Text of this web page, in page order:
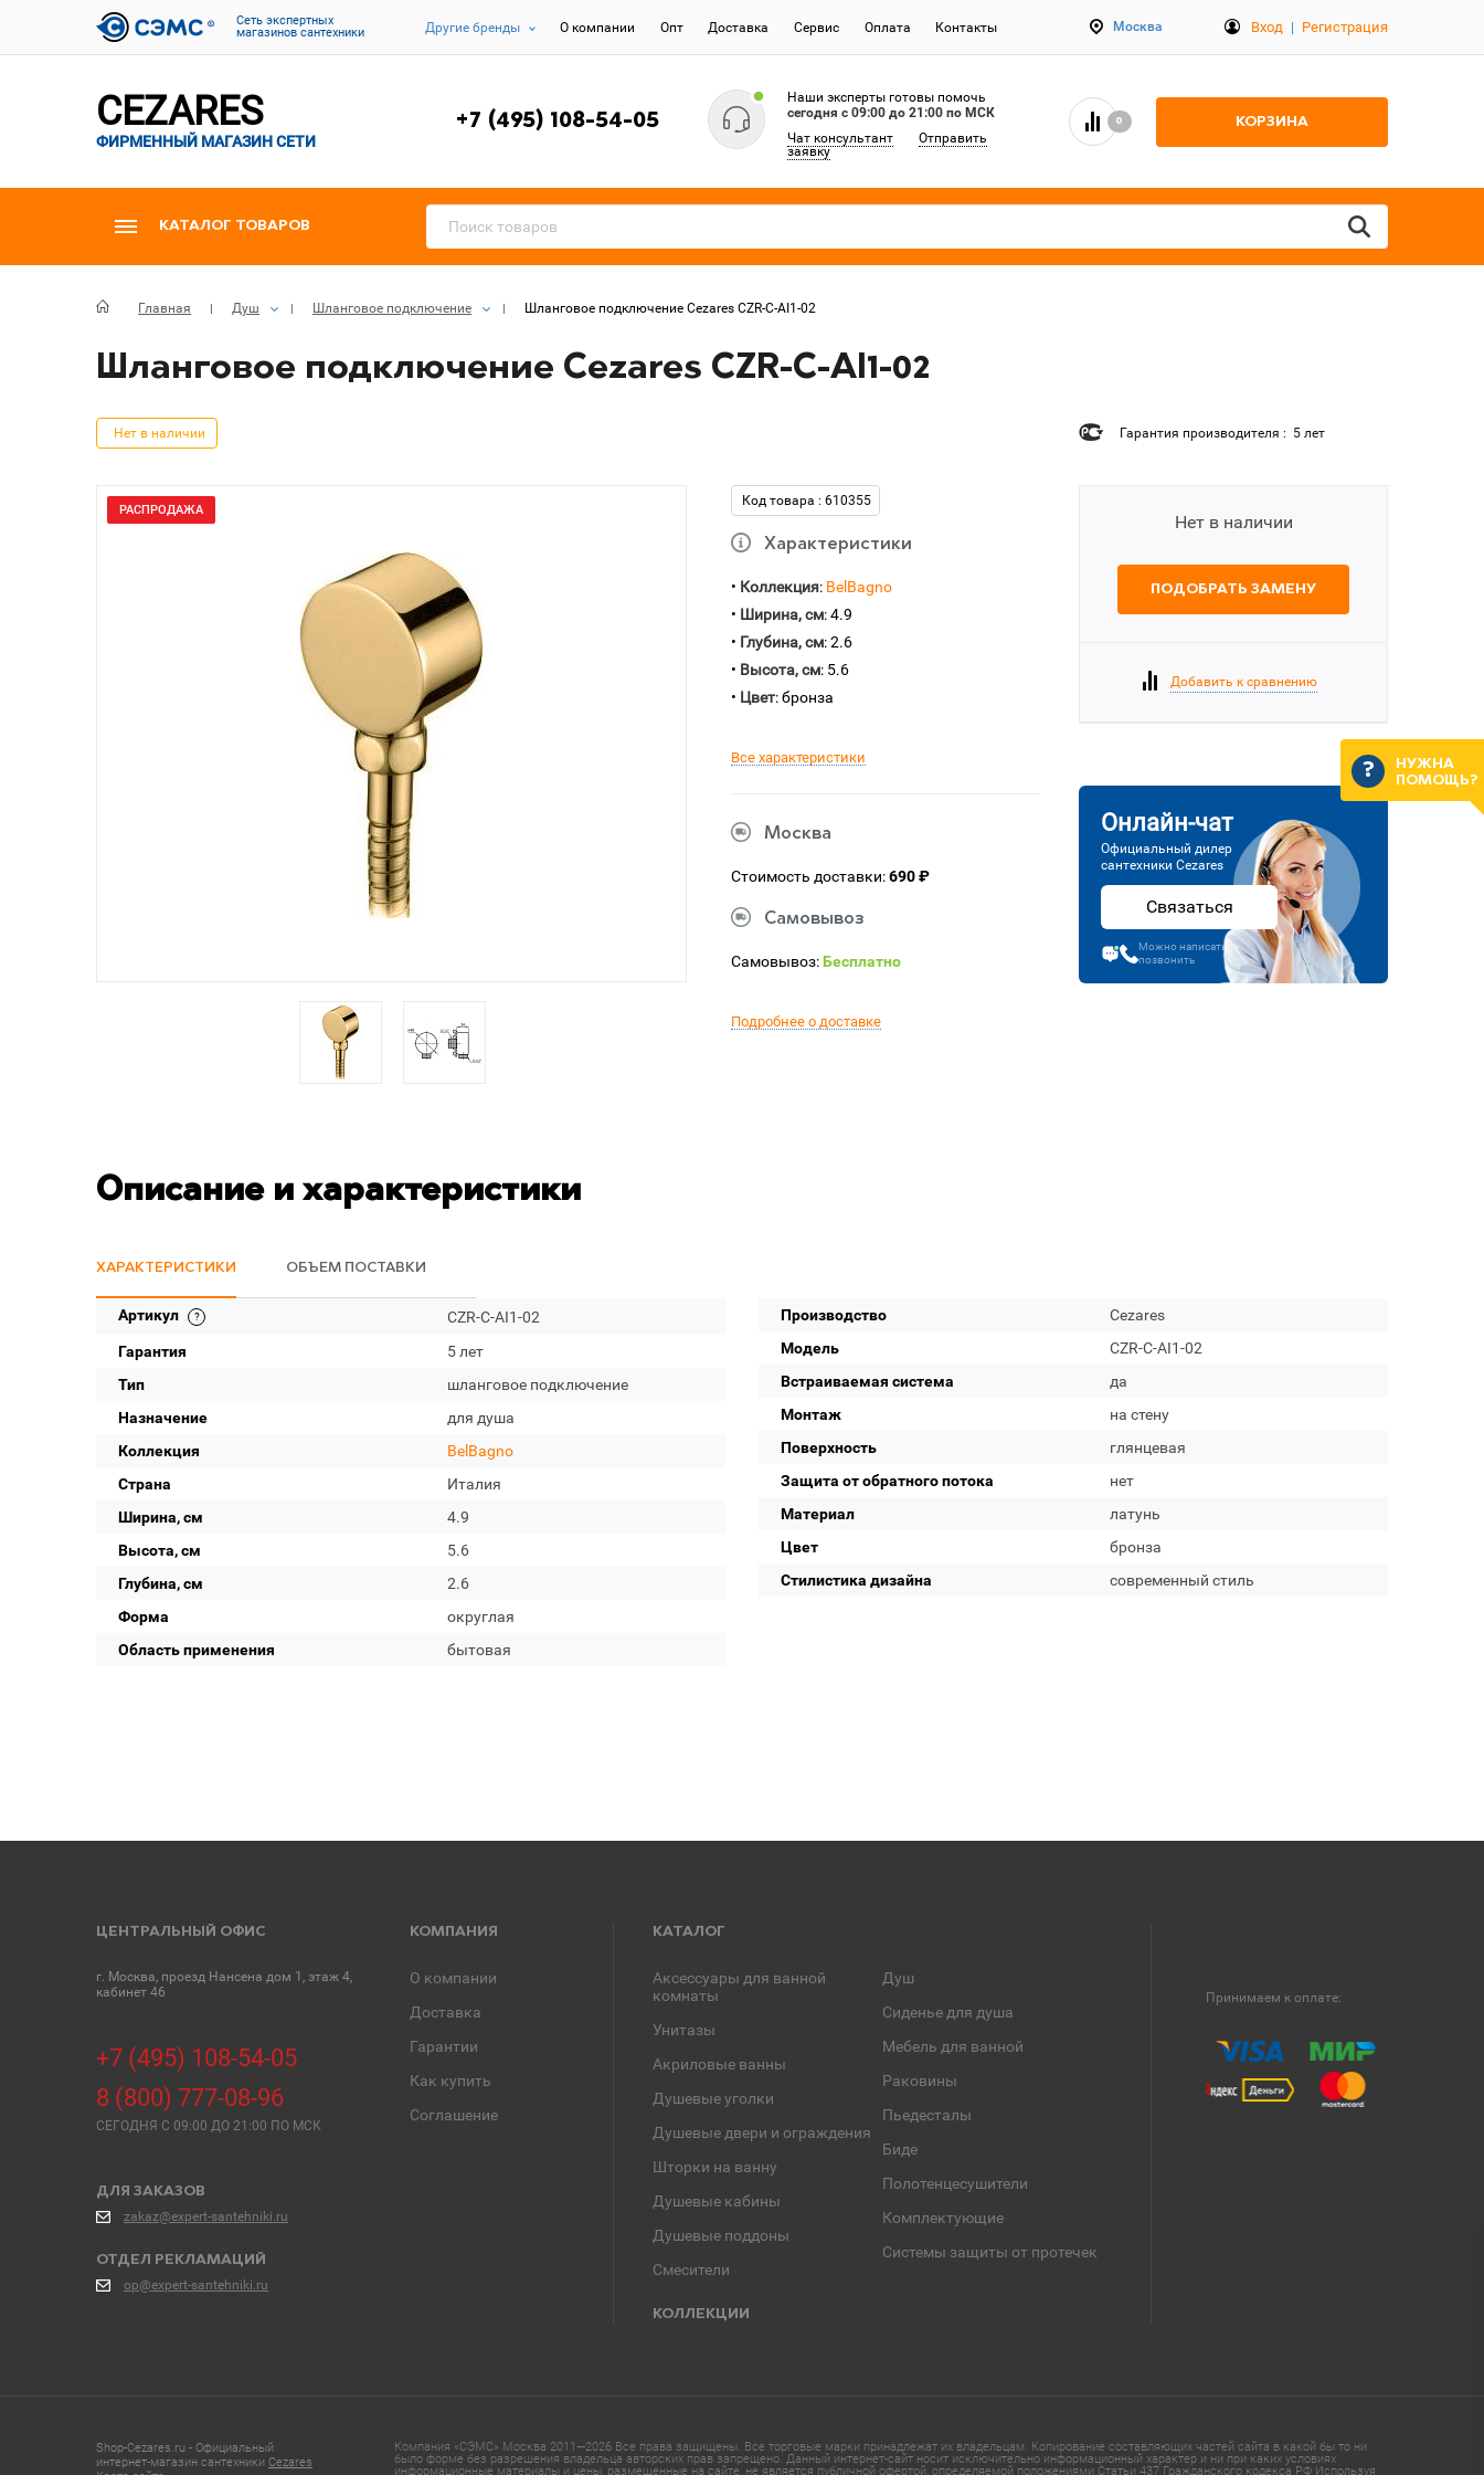
Cеть экспертных
магазинов сантехники
Другие бренды О компании Опт Доставка Сервис Оплата Контакты Москва Вход | Регистрация
CEZARES
ФИРМЕННЫЙ МАГАЗИН СЕТИ
+7 (495) 108-54-05
Наши эксперты готовы помочь
сегодня c 09:00 до 21:00 по МСК
Чат консультант
Отправить
заявку
0 КОРЗИНА
КАТАЛОГ ТОВАРОВ
Главная Душ Шланговое подключение Шланговое подключение Cezares CZR-C-AI1-02
Шланговое подключение Cezares CZR-C-AI1-02
Нет в наличии Гарантия производителя : 5 лет
РАСПРОДАЖА
Код товара : 610355
Характеристики
• Коллекция: BelBagno
• Ширина, см: 4.9
• Глубина, см: 2.6
• Высота, см: 5.6
• Цвет: бронза
Все характеристики
Москва
Стоимость доставки:690 ₽
Самовывоз
Самовывоз:Бесплатно
Подробнее о доставке
Нет в наличии
ПОДОБРАТЬ ЗАМЕНУ
Добавить к сравнению
Онлайн-чат
Официальный дилер
сантехники Cezares
Связаться
Можно написать или
позвонить
Описание и характеристики
ХАРАКТЕРИСТИКИ ОБЪЕМ ПОСТАВКИ
Артикул
CZR-C-AI1-02
Гарантия
5 лет
Тип
шланговое подключение
Назначение
для душа
Коллекция
BelBagno
Страна
Италия
Ширина, см
4.9
Высота, см
5.6
Глубина, см
2.6
Форма
округлая
Область применения
бытовая
Производство
Cezares
Модель
CZR-C-AI1-02
Встраиваемая система
да
Монтаж
на стену
Поверхность
глянцевая
Защита от обратного потока
нет
Материал
латунь
Цвет
бронза
Стилистика дизайна
современный стиль
ЦЕНТРАЛЬНЫЙ ОФИС
г. Москва, проезд Нансена дом 1, этаж 4,
кабинет 46
+7 (495) 108-54-05
8 (800) 777-08-96
СЕГОДНЯ C 09:00 ДО 21:00 ПО МСК
ДЛЯ ЗАКАЗОВ
zakaz@expert-santehniki.ru
ОТДЕЛ РЕКЛАМАЦИЙ
op@expert-santehniki.ru
КОМПАНИЯ
О компании
Доставка
Гарантии
Как купить
Соглашение
КАТАЛОГ
Аксессуары для ванной
комнаты
Унитазы
Акриловые ванны
Душевые уголки
Душевые двери и ограждения
Шторки на ванну
Душевые кабины
Душевые поддоны
Смесители
Душ
Сиденье для душа
Мебель для ванной
Раковины
Пьедесталы
Биде
Полотенцесушители
Комплектующие
Системы защиты от протечек
КОЛЛЕКЦИИ
Принимаем к оплате:
Shop-Cezares.ru - Официальный
интернет-магазин сантехники Cezares
Компания «СЭМС» Москва 2011—2026 Все права защищены. Все торговые марки принадлежат их владельцам. Копирование составляющих частей сайта в какой бы то ни
было форме без разрешения владельца авторских прав запрещено. Данный интернет-сайт носит исключительно информационный характер и ни при каких условиях
информационные материалы и цены, размещенные на сайте, не является публичной офертой, определяемой положениями Статьи 437 Гражданского кодекса РФ Используя
НУЖНА
ПОМОЩЬ?